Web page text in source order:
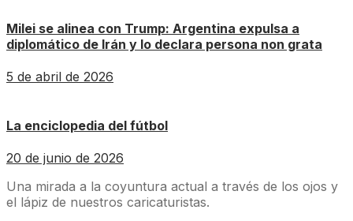
Milei se alinea con Trump: Argentina expulsa a
diplomático de Irán y lo declara persona non grata
5 de abril de 2026
La enciclopedia del fútbol
20 de junio de 2026
Una mirada a la coyuntura actual a través de los ojos y
el lápiz de nuestros caricaturistas.